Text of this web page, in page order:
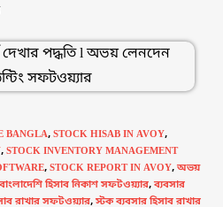
BANGLA, STOCK HISAB IN AVOY,
, STOCK INVENTORY MANAGEMENT
, STOCK REPORT IN AVOY, অভয়
বাংলাদেশি হিসাব নিকাশ সফটওয়্যার, ব্যবসার
রাখার সফটওয়্যার, স্টক ব্যবসার হিসাব রাখার